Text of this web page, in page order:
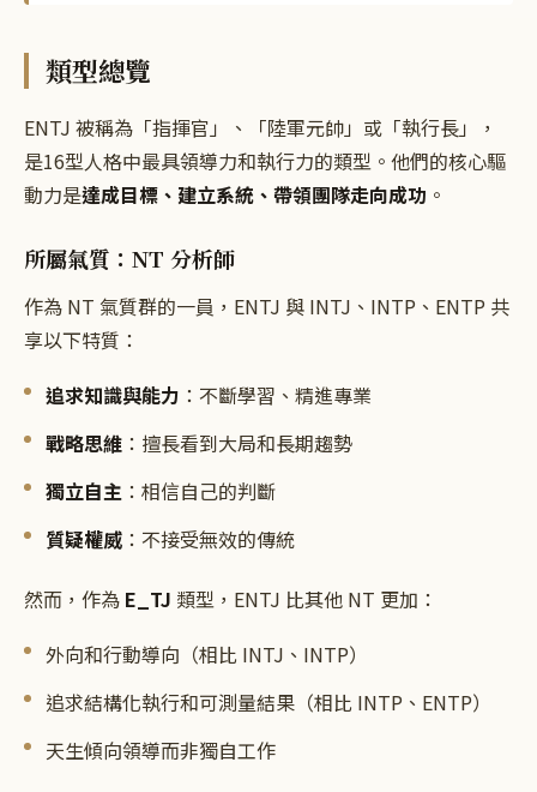
類型總覽
ENTJ 被稱為「指揮官」、「陸軍元帥」或「執行長」，
是16型人格中最具領導力和執行力的類型。他們的核心驅
動力是達成目標、建立系統、帶領團隊走向成功 。
所屬氣質：NT 分析師
作為 NT 氣質群的一員，ENTJ 與 INTJ、INTP、ENTP 共
享以下特質：
追求知識與能力 ：不斷學習、精進專業
戰略思維 ：擅長看到大局和長期趨勢
獨立自主 ：相信自己的判斷
質疑權威 ：不接受無效的傳統
然而，作為 E_TJ 類型，ENTJ 比其他 NT 更加：
外向和行動導向（相比 INTJ、INTP）
追求結構化執行和可測量結果（相比 INTP、ENTP）
天生傾向領導而非獨自工作